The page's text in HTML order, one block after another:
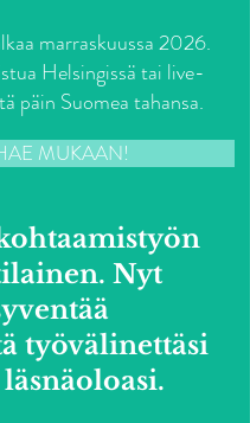
marraskuussa 2026.
Helsingissä tai live-
päin Suomea tahansa.
Nyt
työvälinettäsi
MUKAAN!